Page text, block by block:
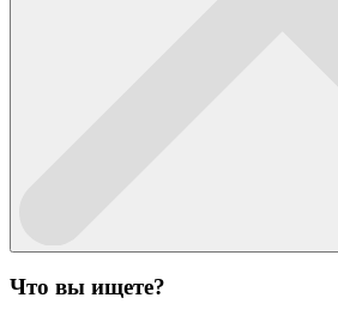
Что вы ищете?